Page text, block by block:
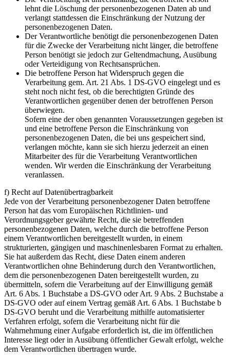
lehnt die Löschung der personenbezogenen Daten ab und
verlangt stattdessen die Einschränkung der Nutzung der
personenbezogenen Daten.
Der Verantwortliche benötigt die personenbezogenen Daten
für die Zwecke der Verarbeitung nicht länger, die betroffene
Person benötigt sie jedoch zur Geltendmachung, Ausübung
oder Verteidigung von Rechtsansprüchen.
Die betroffene Person hat Widerspruch gegen die
Verarbeitung gem. Art. 21 Abs. 1 DS-GVO eingelegt und es
steht noch nicht fest, ob die berechtigten Gründe des
Verantwortlichen gegenüber denen der betroffenen Person
überwiegen.
Sofern eine der oben genannten Voraussetzungen gegeben ist
und eine betroffene Person die Einschränkung von
personenbezogenen Daten, die bei uns gespeichert sind,
verlangen möchte, kann sie sich hierzu jederzeit an einen
Mitarbeiter des für die Verarbeitung Verantwortlichen
wenden. Wir werden die Einschränkung der Verarbeitung
veranlassen.
f) Recht auf Datenübertragbarkeit
Jede von der Verarbeitung personenbezogener Daten betroffene
Person hat das vom Europäischen Richtlinien- und
Verordnungsgeber gewährte Recht, die sie betreffenden
personenbezogenen Daten, welche durch die betroffene Person
einem Verantwortlichen bereitgestellt wurden, in einem
strukturierten, gängigen und maschinenlesbaren Format zu erhalten.
Sie hat außerdem das Recht, diese Daten einem anderen
Verantwortlichen ohne Behinderung durch den Verantwortlichen,
dem die personenbezogenen Daten bereitgestellt wurden, zu
übermitteln, sofern die Verarbeitung auf der Einwilligung gemäß
Art. 6 Abs. 1 Buchstabe a DS-GVO oder Art. 9 Abs. 2 Buchstabe a
DS-GVO oder auf einem Vertrag gemäß Art. 6 Abs. 1 Buchstabe b
DS-GVO beruht und die Verarbeitung mithilfe automatisierter
Verfahren erfolgt, sofern die Verarbeitung nicht für die
Wahrnehmung einer Aufgabe erforderlich ist, die im öffentlichen
Interesse liegt oder in Ausübung öffentlicher Gewalt erfolgt, welche
dem Verantwortlichen übertragen wurde.